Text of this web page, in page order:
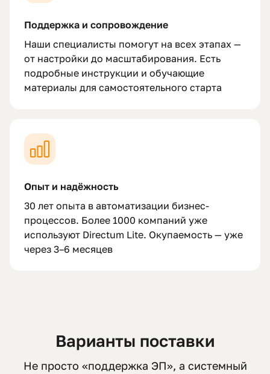
Поддержка и сопровождение
Наши специалисты помогут на всех этапах —
от настройки до масштабирования. Есть
подробные инструкции и обучающие
материалы для самостоятельного старта
Опыт и надёжность
30 лет опыта в автоматизации бизнес-
процессов. Более 1000 компаний уже
используют Directum Lite. Окупаемость — уже
через 3–6 месяцев
Варианты поставки
Не просто «поддержка ЭП», а системный